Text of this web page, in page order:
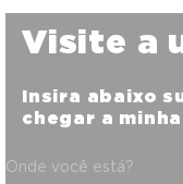
Visite a
Insira abaixo
chegar a
Onde você está?